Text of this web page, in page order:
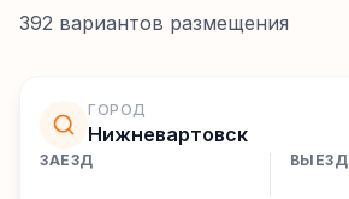
392 вариантов размещения
ГОРОД
Нижневартовск
ЗАЕЗД ВЫЕЗД